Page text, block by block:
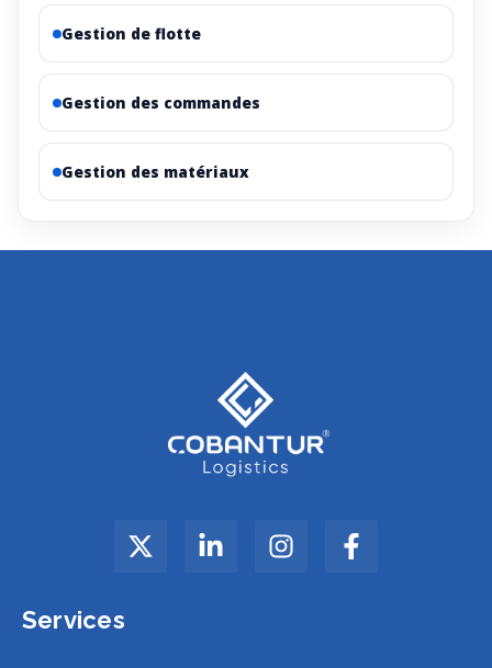
Gestion de flotte
Gestion des commandes
Gestion des matériaux
Services